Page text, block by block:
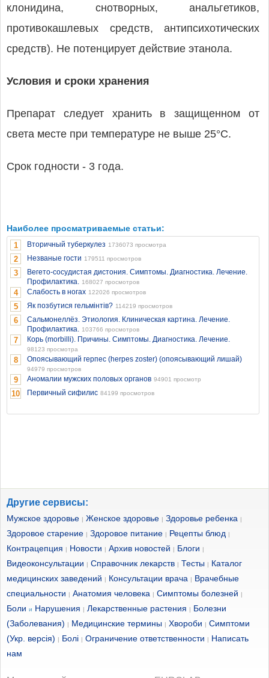
клонидина, снотворных, анальгетиков,
противокашлевых средств, антипсихотических
средств). Не потенцирует действие этанола.
Условия и сроки хранения
Препарат следует хранить в защищенном от
света месте при температуре не выше 25°C.
Срок годности - 3 года.
Наиболее просматриваемые статьи:
1 Вторичный туберкулез 1736073 просмотра
2 Незваные гости 179511 просмотров
3
Вегето-сосудистая дистония. Симптомы. Диагностика. Лечение.
Профилактика. 168027 просмотров
4 Слабость в ногах 122026 просмотров
5 Як позбутися гельмінтів? 114219 просмотров
6
Сальмонеллёз. Этиология. Клиническая картина. Лечение.
Профилактика. 103766 просмотров
7 Корь (morbilli). Причины. Симптомы. Диагностика. Лечение.
98123 просмотра
8 Опоясывающий герпес (herpes zoster) (опоясывающий лишай)
94979 просмотров
9 Аномалии мужских половых органов 94901 просмотр
10 Первичный сифилис 84199 просмотров
Другие сервисы:
Мужское здоровье | Женское здоровье | Здоровье ребенка |
Здоровое старение | Здоровое питание | Рецепты блюд |
Контрацепция | Новости | Архив новостей | Блоги |
Видеоконсультации | Справочник лекарств | Тесты | Каталог
медицинских заведений | Консультации врача | Врачебные
специальности | Анатомия человека | Симптомы болезней |
Боли и Нарушения | Лекарственные растения | Болезни
(Заболевания) | Медицинские термины | Хвороби | Симптоми
(Укр. версія) | Болі | Ограничение ответственности | Написать
нам